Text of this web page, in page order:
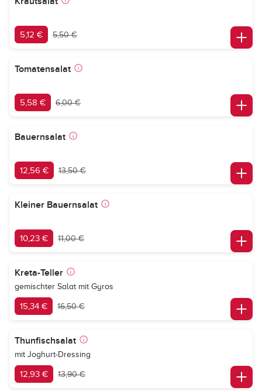
5,12 € 5,50 €
Tomatensalat
5,58 € 6,00 €
Bauernsalat
12,56 € 13,50 €
Kleiner Bauernsalat
10,23 € 11,00 €
Kreta-Teller
gemischter Salat mit Gyros
15,34 € 16,50 €
Thunfischsalat
mit Joghurt-Dressing
12,93 € 13,90 €